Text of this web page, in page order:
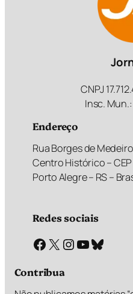
CNPJ
Insc.
Endereço
Rua Borges de
Centro Histórico –
Porto Alegre – RS –
Redes sociais
Facebook X Instagram Youtube Bluesky
Contribua